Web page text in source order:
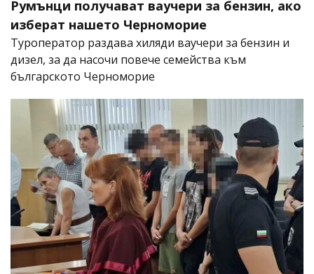
Румънци получават ваучери за бензин, ако
изберат нашето Черноморие
Туроператор раздава хиляди ваучери за бензин и
дизел, за да насочи повече семейства към
българското Черноморие